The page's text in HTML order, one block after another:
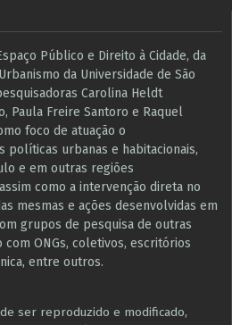
Público e Direito à Cidade, da
da Universidade de São
Carolina Heldt
Paula Freire Santoro e Raquel
foco de atuação o
políticas urbanas e habitacionais,
e ​em outras regiões
como a intervenção direta no
mesmas e ações desenvolvidas em
grupos de pesquisa ​de outras
ONGs, coletivos, escritórios
entre outros​.
ser reproduzido e modificado,